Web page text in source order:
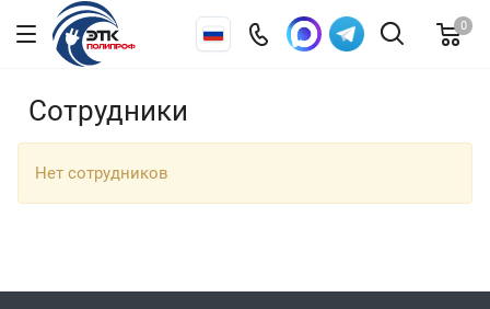
0
Сотрудники
Нет сотрудников